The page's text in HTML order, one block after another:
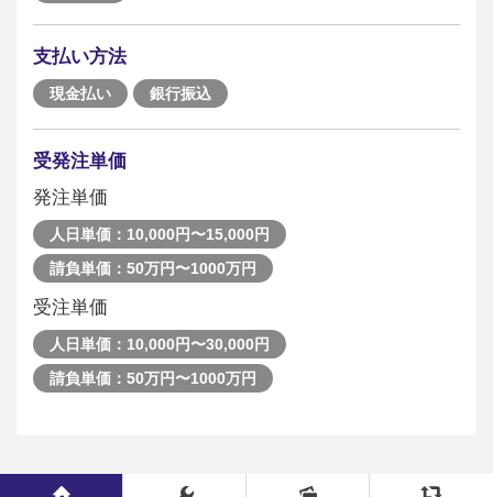
支払い方法
現金払い 銀行振込
受発注単価
発注単価
人日単価：10,000円〜15,000円
請負単価：50万円〜1000万円
受注単価
人日単価：10,000円〜30,000円
請負単価：50万円〜1000万円